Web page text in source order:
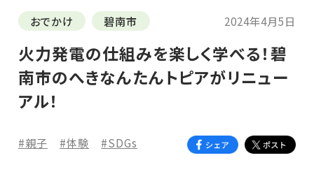
おでかけ 碧南市 2024年4月5日
火力発電の仕組みを楽しく学べる！碧
南市のへきなんたんトピアがリニュー
アル！
#親子 #体験 #SDGs